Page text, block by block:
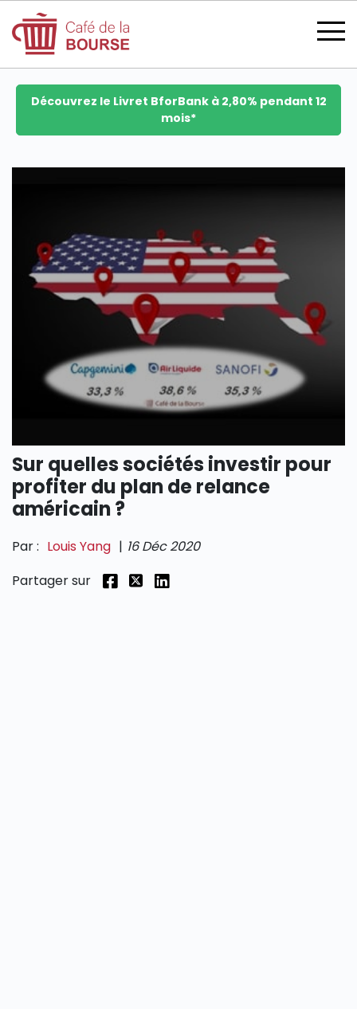
se connecter
devenir membre
SECTIONS
Découvrez le Livret BforBank à 2,80% pendant 12
mois*
Sur quelles sociétés investir pour
profiter du plan de relance
américain ?
Par : Louis Yang | 16 Déc 2020
Partager sur